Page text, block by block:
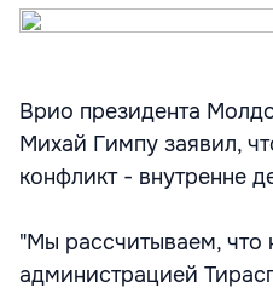
Врио президента
Михай Гимпу заявил,
конфликт - внутренне
"Мы рассчитываем,
администрацией